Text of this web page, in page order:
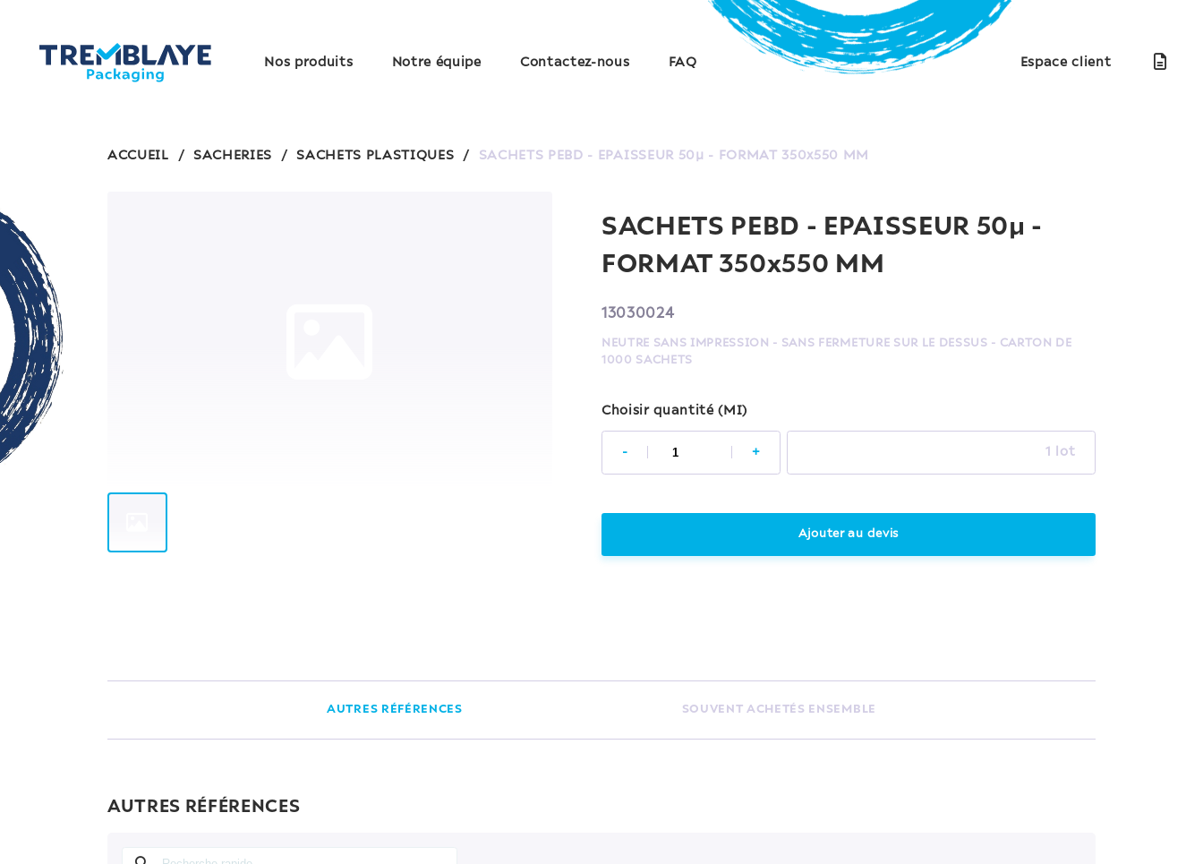
Nos produits Notre équipe Contactez-nous FAQ Espace client
ACCUEIL / SACHERIES / SACHETS PLASTIQUES / SACHETS PEBD - EPAISSEUR 50µ - FORMAT 350x550 MM
SACHETS PEBD - EPAISSEUR 50µ -
FORMAT 350x550 MM
13030024
NEUTRE SANS IMPRESSION - SANS FERMETURE SUR LE DESSUS - CARTON DE
1000 SACHETS
Choisir quantité (MI)
- + 1 lot
Ajouter au devis
AUTRES RÉFÉRENCES SOUVENT ACHETÉS ENSEMBLE
AUTRES RÉFÉRENCES